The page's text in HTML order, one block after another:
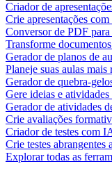
Criador de
Crie apresentações
Conversor de PDF
Transforme
Gerador de planos de
Planeje suas aulas
Gerador de quebra-
Gere ideias e
Gerador de atividades
Crie avaliações
Criador de testes com
Crie testes abrangentes
Explorar todas as